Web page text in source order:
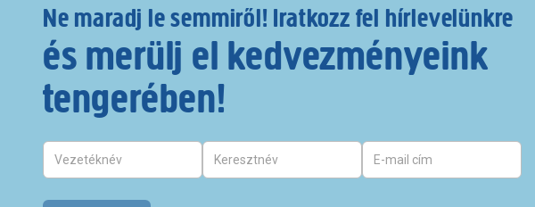
Ne maradj le semmiről! Iratkozz fel hírlevelünkre
és merülj el kedvezményeink
tengerében!